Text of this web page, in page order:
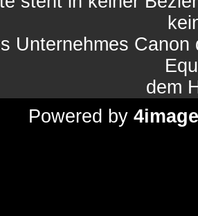
Unternehmes
dem
Powered by